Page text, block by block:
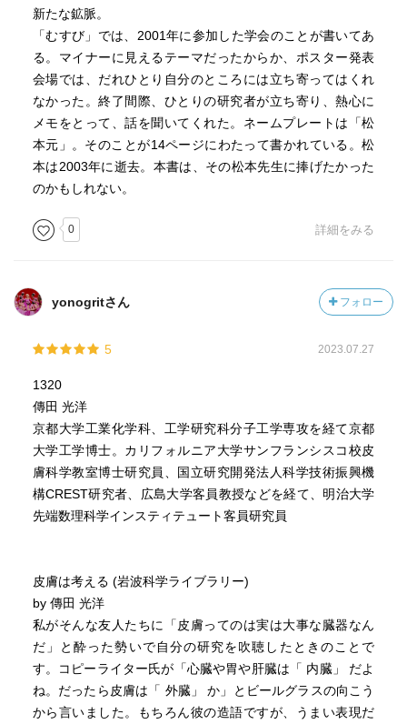
新たな鉱脈。
「むすび」では、2001年に参加した学会のことが書いてあ
る。マイナーに見えるテーマだったからか、ポスター発表
会場では、だれひとり自分のところには立ち寄ってはくれ
なかった。終了間際、ひとりの研究者が立ち寄り、熱心に
メモをとって、話を聞いてくれた。ネームプレートは「松
本元」。そのことが14ページにわたって書かれている。松
本は2003年に逝去。本書は、その松本先生に捧げたかった
のかもしれない。
0 詳細をみる
yonogritさん フォロー
5 2023.07.27
1320
傳田 光洋
京都大学工業化学科、工学研究科分子工学専攻を経て京都
大学工学博士。カリフォルニア大学サンフランシスコ校皮
膚科学教室博士研究員、国立研究開発法人科学技術振興機
構CREST研究者、広島大学客員教授などを経て、明治大学
先端数理科学インスティテュート客員研究員
皮膚は考える (岩波科学ライブラリー)
by 傳田 光洋
私がそんな友人たちに「皮膚ってのは実は大事な臓器なん
だ」と酔った勢いで自分の研究を吹聴したときのことで
す。コピーライター氏が「心臓や胃や肝臓は「 内臓」 だよ
ね。だったら皮膚は「 外臓」 か」とビールグラスの向こう
から言いました。もちろん彼の造語ですが、うまい表現だ